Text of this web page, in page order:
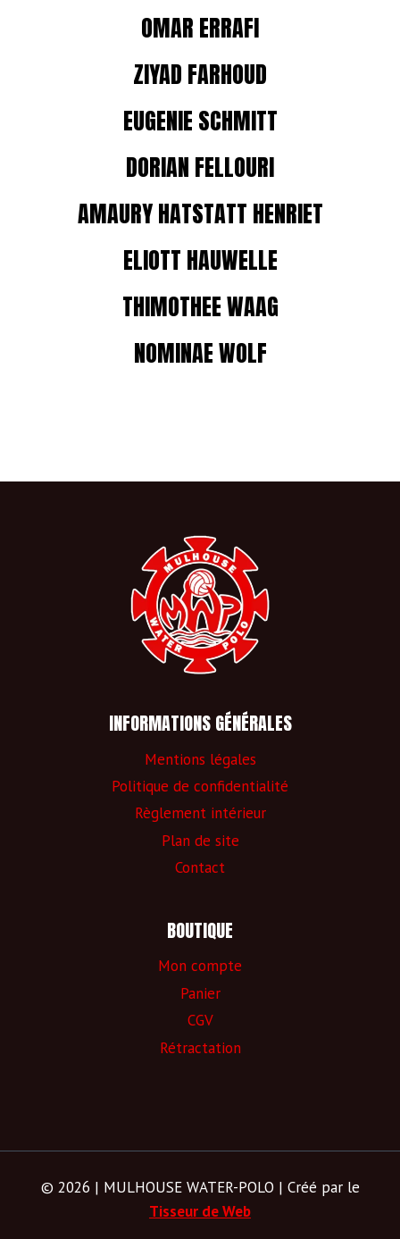
OMAR ERRAFI
ZIYAD FARHOUD
EUGENIE SCHMITT
DORIAN FELLOURI
AMAURY HATSTATT HENRIET
ELIOTT HAUWELLE
THIMOTHEE WAAG
NOMINAE WOLF
INFORMATIONS GÉNÉRALES
Mentions légales
Politique de confidentialité
Règlement intérieur
Plan de site
Contact
BOUTIQUE
Mon compte
Panier
CGV
Rétractation
© 2026 | MULHOUSE WATER-POLO | Créé par le
Tisseur de Web